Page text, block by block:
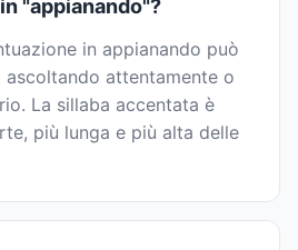
"appianando"?
in appianando può
attentamente o
La sillaba accentata è
più lunga e più alta delle